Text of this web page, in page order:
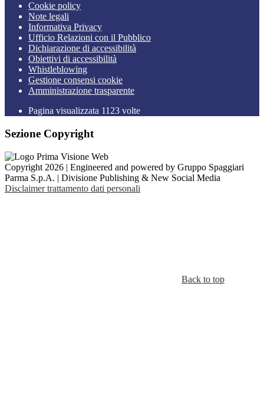
Cookie policy
Note legali
Informativa Privacy
Ufficio Relazioni con il Pubblico
Dichiarazione di accessibilità
Obiettivi di accessibilità
Whistleblowing
Gestione consensi cookie
Amministrazione trasparente
Pagina visualizzata 1123 volte
Sezione Copyright
Copyright 2026 | Engineered and powered by Gruppo Spaggiari
Parma S.p.A. | Divisione Publishing & New Social Media
Disclaimer trattamento dati personali
Back to top